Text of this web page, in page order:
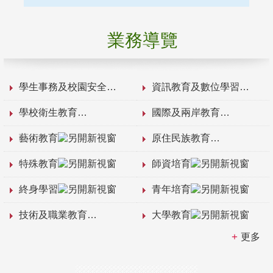
業務導覽
學生事務及校園安全 資訊教育及數位學習
學校衛生教育 國際及兩岸教育
藝術教育 原住民族教育
特殊教育 師資培育
終身學習 青年培育
技術及職業教育 大學教育
更多